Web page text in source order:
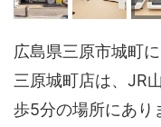
広島県三原市城町
三原城町店は、JR
歩5分の場所にあり